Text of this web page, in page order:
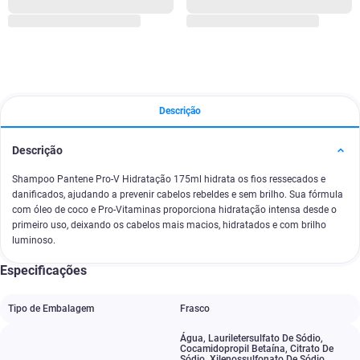
Descrição
Descrição
Shampoo Pantene Pro-V Hidratação 175ml hidrata os fios ressecados e
danificados, ajudando a prevenir cabelos rebeldes e sem brilho. Sua fórmula
com óleo de coco e Pro-Vitaminas proporciona hidratação intensa desde o
primeiro uso, deixando os cabelos mais macios, hidratados e com brilho
luminoso.
Especificações
Tipo de Embalagem Frasco
Água, Lauriletersulfato De Sódio,
Cocamidopropil Betaína, Citrato De